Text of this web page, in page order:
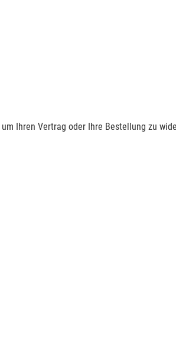
Ihren Vertrag oder Ihre Bestellung zu